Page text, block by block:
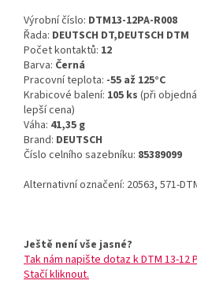
Výrobní číslo: DTM13-12PA-R008
Řada: DEUTSCH DT,DEUTSCH DTM
Počet kontaktů: 12
Barva: Černá
Pracovní teplota: -55 až 125°C
Krabicové balení: 105 ks (při
lepší cena)
Váha: 41,35 g
Brand: DEUTSCH
Číslo celního sazebníku: 85389099
Alternativní označení: 20563, 571-
Ještě není vše jasné?
Tak nám napište dotaz k DTM 13-12
Stačí kliknout.